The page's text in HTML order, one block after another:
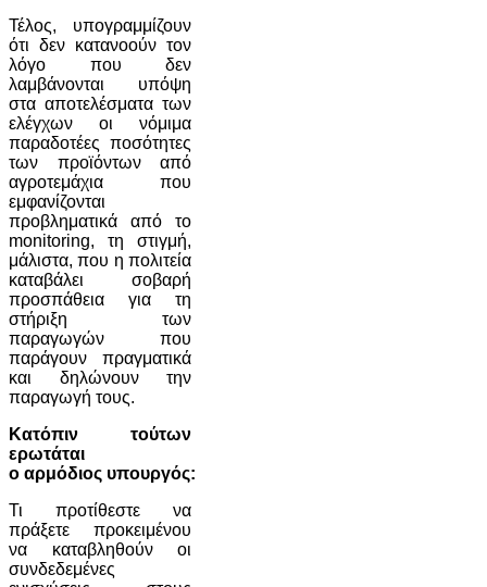
Τέλος, υπογραμμίζουν
ότι δεν κατανοούν τον
λόγο που δεν
λαμβάνονται υπόψη
στα αποτελέσματα των
ελέγχων οι νόμιμα
παραδοτέες ποσότητες
των προϊόντων από
αγροτεμάχια που
εμφανίζονται
προβληματικά από το
monitoring, τη στιγμή,
μάλιστα, που η πολιτεία
καταβάλει σοβαρή
προσπάθεια για τη
στήριξη των
παραγωγών που
παράγουν πραγματικά
και δηλώνουν την
παραγωγή τους.
Κατόπιν τούτων
ερωτάται
ο αρμόδιος υπουργός:
Τι προτίθεστε να
πράξετε προκειμένου
να καταβληθούν οι
συνδεδεμένες